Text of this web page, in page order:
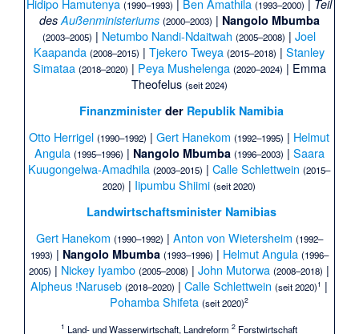
(1990–1993) (1993–2000)
Teil
des Außenministeriums (2000–2003) | Nangolo Mbumba
(2003–2005) | Netumbo Nandi-Ndaitwah (2005–2008) |Joel
Kaapanda (2008–2015) |Tjekero Tweya (2015–2018) |Stanley
Simataa (2018–2020) | Peya Mushelenga (2020–2024) | Emma
Theofelus (seit 2024)
Finanzministerder Republik Namibia
Otto Herrigel (1990–1992) |Gert Hanekom (1992–1995) | Helmut
Angula (1995–1996) | Nangolo Mbumba (1996–2003) | Saara
Kuugongelwa-Amadhila (2003–2015) |Calle Schlettwein (2015–
2020) | Iipumbu Shiimi (seit 2020)
Landwirtschaftsminister Namibias
Gert Hanekom (1990–1992) | Anton von Wietersheim (1992–
1993) | Nangolo Mbumba (1993–1996) | Helmut Angula (1996–
2005) | Nickey Iyambo (2005–2008) |John Mutorwa (2008–2018) |
Alpheus ǃNaruseb (2018–2020) |Calle Schlettwein (seit 2020)1 |
Pohamba Shifeta (seit 2020)2
1 Land- und Wasserwirtschaft, Landreform2 Forstwirtschaft